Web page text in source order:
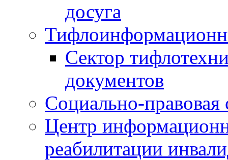
досуга
Сектор
документов
Социально-правовая
Центр
реабилитации